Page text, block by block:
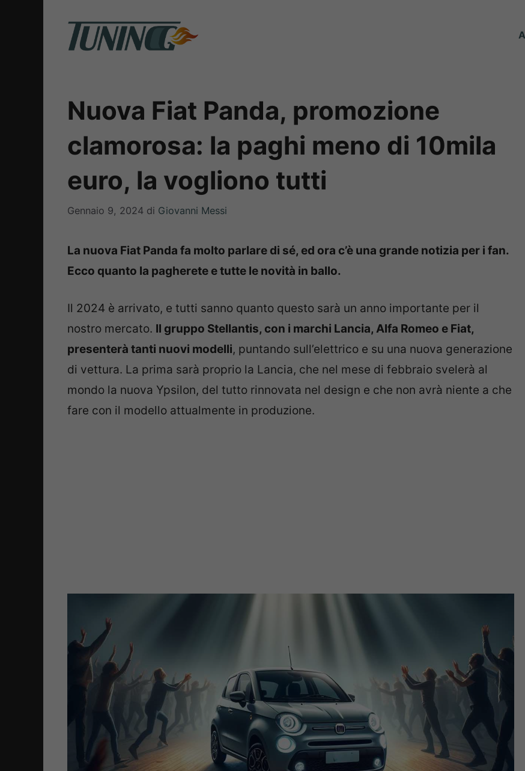
Nuova Fiat Panda, promozione
clamorosa: la paghi meno di 10mila
euro, la vogliono tutti
Gennaio 9, 2024 di Giovanni Messi
La nuova Fiat Panda fa molto parlare di sé, ed ora c’è una grande notizia per i fan.
Ecco quanto la pagherete e tutte le novità in ballo.
Il 2024 è arrivato, e tutti sanno quanto questo sarà un anno importante per il
nostro mercato. Il gruppo Stellantis, con i marchi Lancia, Alfa Romeo e Fiat,
presenterà tanti nuovi modelli, puntando sull’elettrico e su una nuova generazione
di vettura. La prima sarà proprio la Lancia, che nel mese di febbraio svelerà al
mondo la nuova Ypsilon, del tutto rinnovata nel design e che non avrà niente a che
fare con il modello attualmente in produzione.